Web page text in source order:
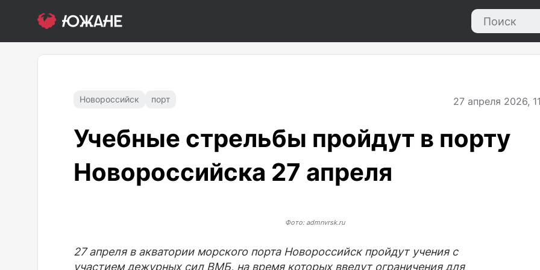
Новороссийск порт 27 апреля 2026,
Учебные стрельбы пройдут в порту
Новороссийска 27 апреля
Фото: admnvrsk.ru
27 апреля в акватории морского порта Новороссийск пройдут учения с
участием дежурных сил ВМБ, на время которых введут ограничения для